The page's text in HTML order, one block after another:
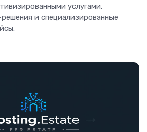
услугами,
и специализированные